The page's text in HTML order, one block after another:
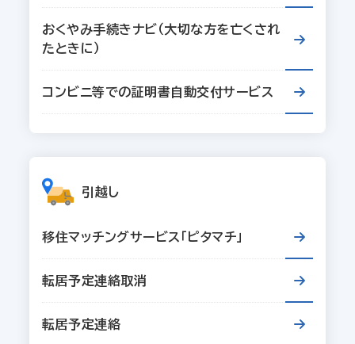
おくやみ手続きナビ（大切な方を亡くされ
たときに）
コンビニ等での証明書自動交付サービス
引越し
移住マッチングサービス「ピタマチ」
転居予定連絡取消
転居予定連絡